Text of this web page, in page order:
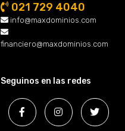
021 729 4040
info@maxdominios.com
financiero@maxdominios.com
Seguinos en las redes